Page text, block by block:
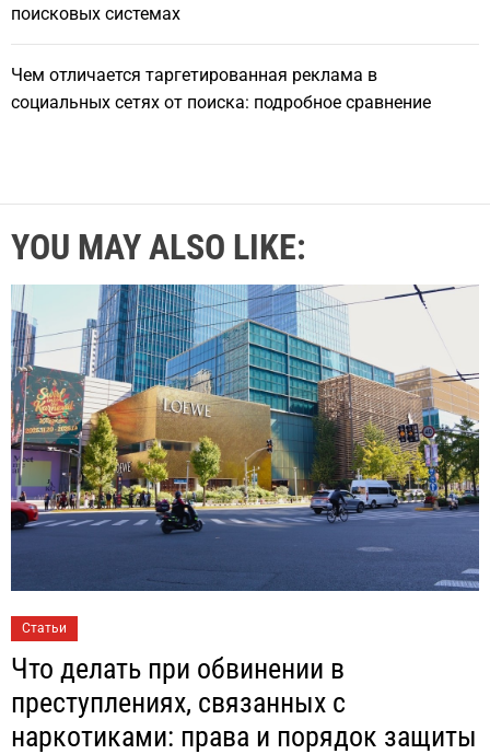
поисковых системах
Чем отличается таргетированная реклама в
социальных сетях от поиска: подробное сравнение
YOU MAY ALSO LIKE:
Статьи
Что делать при обвинении в
преступлениях, связанных с
наркотиками: права и порядок защиты